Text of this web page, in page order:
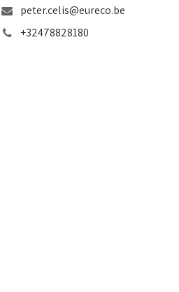
peter.celis@eureco.be
+32478828180